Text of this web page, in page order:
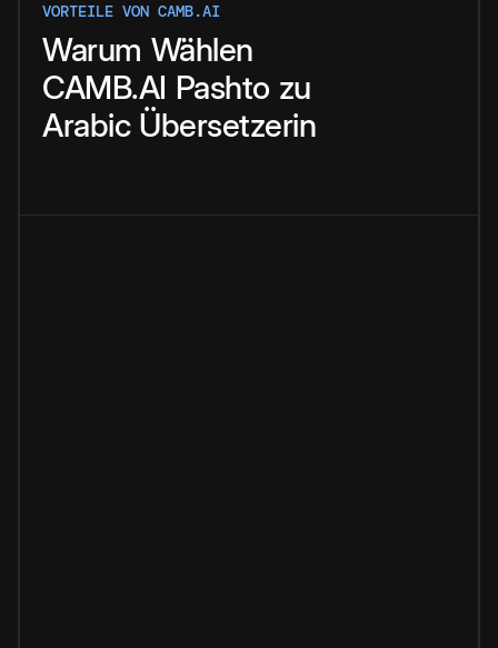
VORTEILE VON CAMB.AI
Warum Wählen
CAMB.AI Pashto zu
Arabic Übersetzerin